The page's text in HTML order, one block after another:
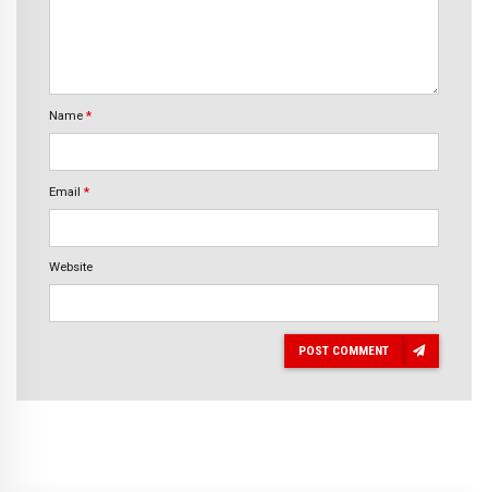
Name *
Email *
Website
POST COMMENT